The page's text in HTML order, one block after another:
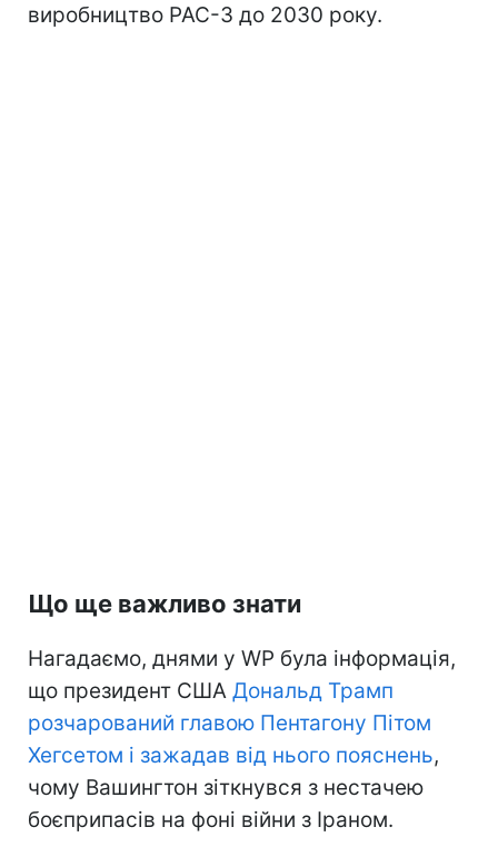
виробництво PAC-3 до 2030 року.
Що ще важливо знати
Нагадаємо, днями у WP була інформація,
що президент США Дональд Трамп
розчарований главою Пентагону Пітом
Хегсетом і зажадав від нього пояснень,
чому Вашингтон зіткнувся з нестачею
боєприпасів на фоні війни з Іраном.